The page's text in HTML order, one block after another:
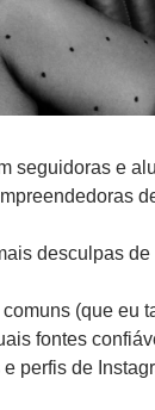
seguidoras e
desculpas
(que eu
fontes
perfis de